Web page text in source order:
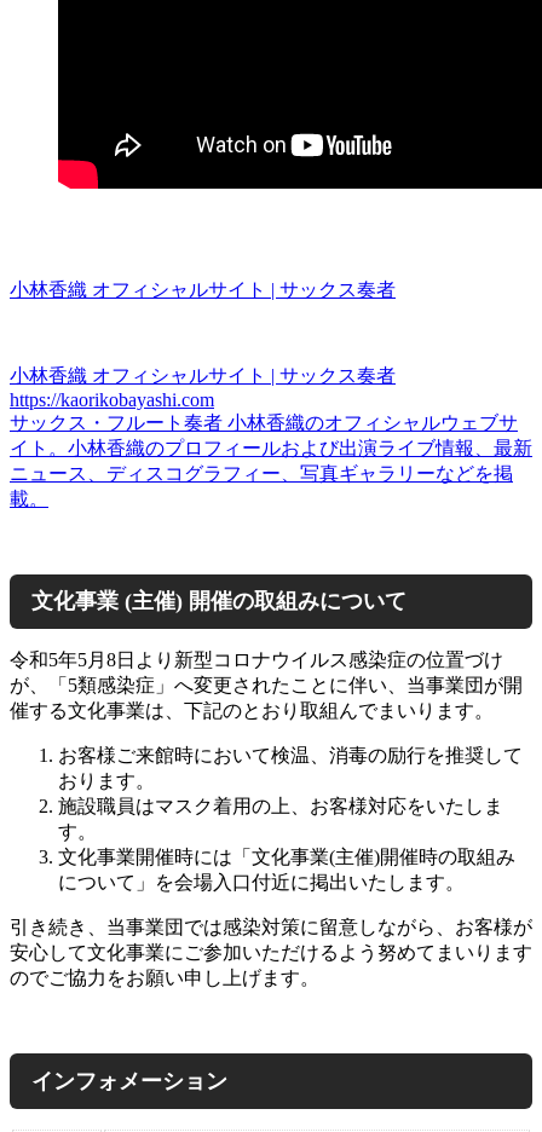
小林香織 オフィシャルサイト | サックス奏者
小林香織 オフィシャルサイト | サックス奏者
https://kaorikobayashi.com
サックス・フルート奏者 小林香織のオフィシャルウェブサ
イト。小林香織のプロフィールおよび出演ライブ情報、最新
ニュース、ディスコグラフィー、写真ギャラリーなどを掲
載。
文化事業 (主催) 開催の取組みについて
令和5年5月8日より新型コロナウイルス感染症の位置づけ
が、「5類感染症」へ変更されたことに伴い、当事業団が開
催する文化事業は、下記のとおり取組んでまいります。
お客様ご来館時において検温、消毒の励行を推奨して
おります。
施設職員はマスク着用の上、お客様対応をいたしま
す。
文化事業開催時には「文化事業(主催)開催時の取組み
について」を会場入口付近に掲出いたします。
引き続き、当事業団では感染対策に留意しながら、お客様が
安心して文化事業にご参加いただけるよう努めてまいります
のでご協力をお願い申し上げます。
インフォメーション